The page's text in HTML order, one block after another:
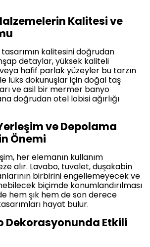
Kalitesi ve
kalitesini doğrudan
detaylar, yüksek kaliteli
hafif parlak yüzeyler bu tarzın
lüks dokunuşlar için doğal taş
ve asil bir mermer banyo
doğrudan otel lobisi ağırlığı
ve Depolama
Önemi
her elemanın kullanım
alır. Lavabo, tuvalet, duşakabin
birbirini engellemeyecek ve
biçimde konumlandırılması
hem şık hem de son derece
hayat bulur.
Dekorasyonunda Etkili